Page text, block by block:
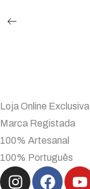
Loja Online Exclusiva
Marca Registada
100% Artesanal
100% Português